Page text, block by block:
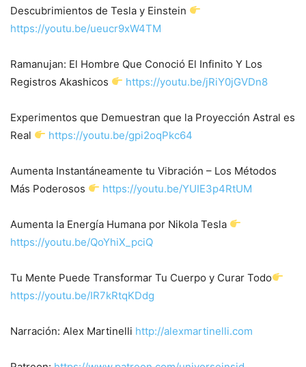
Descubrimientos de Tesla y Einstein
https://youtu.be/ueucr9xW4TM
Ramanujan: El Hombre Que Conoció El Infinito Y Los
Registros Akashicos
https://youtu.be/jRiY0jGVDn8
Experimentos que Demuestran que la Proyección Astral es
Real
https://youtu.be/gpi2oqPkc64
Aumenta Instantáneamente tu Vibración – Los Métodos
Más Poderosos
https://youtu.be/YUIE3p4RtUM
Aumenta la Energía Humana por Nikola Tesla
https://youtu.be/QoYhiX_pciQ
Tu Mente Puede Transformar Tu Cuerpo y Curar Todo
https://youtu.be/IR7kRtqKDdg
Narración: Alex Martinelli http://alexmartinelli.com